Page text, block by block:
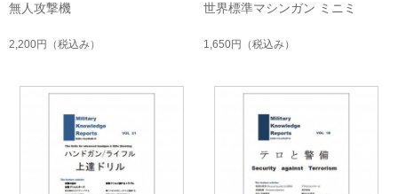
無人攻撃機
2,200円 （税込み）
世界標準マシンガン ミニミ
1,650円 （税込み）